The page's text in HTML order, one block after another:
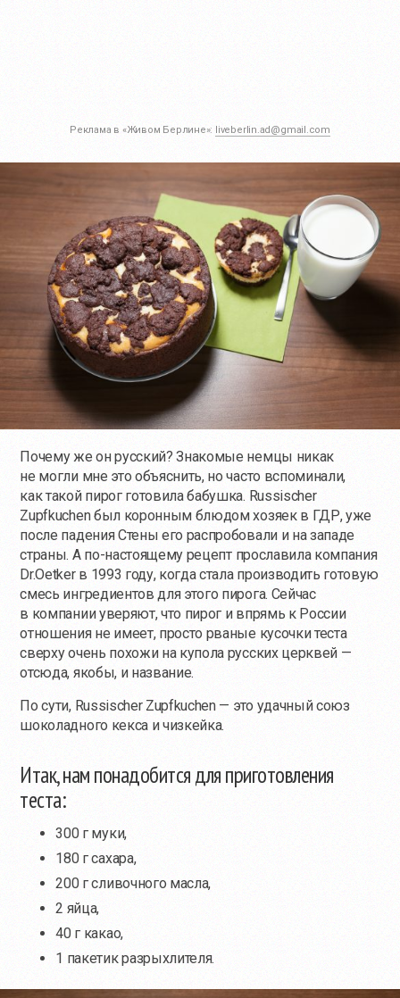
Реклама в «Живом Берлине»: liveberlin.ad@gmail.com
Почему же он русский? Знакомые немцы никак
не могли мне это объяснить, но часто вспоминали,
как такой пирог готовила бабушка. Russischer
Zupfkuchen был коронным блюдом хозяек в ГДР, уже
после падения Стены его распробовали и на западе
страны. А по-настоящему рецепт прославила компания
Dr.Oetker в 1993 году, когда стала производить готовую
смесь ингредиентов для этого пирога. Сейчас
в компании уверяют, что пирог и впрямь к России
отношения не имеет, просто рваные кусочки теста
сверху очень похожи на купола русских церквей —
отсюда, якобы, и название.
По сути, Russischer Zupfkuchen — это удачный союз
шоколадного кекса и чизкейка.
Итак, нам понадобится для приготовления
теста:
300 г муки,
180 г сахара,
200 г сливочного масла,
2 яйца,
40 г какао,
1 пакетик разрыхлителя.